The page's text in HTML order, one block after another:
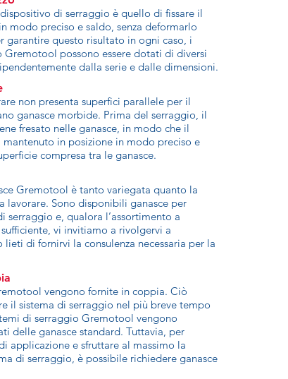
di serraggio è quello di fissare il
modo preciso e saldo, senza deformarlo
garantire questo risultato in ogni caso, i
Gremotool possono essere dotati di diversi
dalla serie e dalle dimensioni.
non presenta superfici parallele per il
ganasce morbide. Prima del serraggio, il
fresato nelle ganasce, in modo che il
in posizione in modo preciso e
compresa tra le ganasce.
Gremotool è tanto variegata quanto la
lavorare. Sono disponibili ganasce per
serraggio e, qualora l’assortimento a
vi invitiamo a rivolgervi a
di fornirvi la consulenza necessaria per la
vengono fornite in coppia. Ciò
il sistema di serraggio nel più breve tempo
di serraggio Gremotool vengono
delle ganasce standard. Tuttavia, per
applicazione e sfruttare al massimo la
di serraggio, è possibile richiedere ganasce